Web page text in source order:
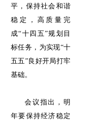
平，保持社会和谐
稳定，高质量完
成“十四五”规划目
标任务，为实现“十
五五”良好开局打牢
基础。
会议指出，明
年要保持经济稳定